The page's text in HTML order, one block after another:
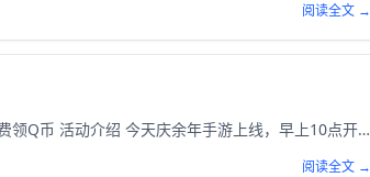
阅读全文 →
本次为大家分享的是BUG无需下载游戏！庆余年免费领Q币 活动介绍 今天庆余年手游上线，早上10点开始，本文的Q币已经可以领取了；测试不用登录和下载游戏就可以领取3-888Q币（安卓和IOS均可）；亲测领取到了3Q币，Q币是秒到账，必须腾讯游戏信用分大于300才行，否则不能领。 参与方式 手机QQ扫码或复...
阅读全文 →